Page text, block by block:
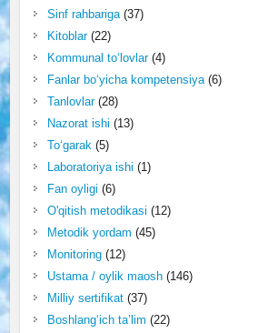
Sinf rahbariga(37)
Kitoblar(22)
Kommunal to‘lovlar(4)
Fanlar bo‘yicha kompetensiya(6)
Tanlovlar(28)
Nazorat ishi (13)
To‘garak(5)
Laboratoriya ishi (1)
Fan oyligi (6)
O'qitish metodikasi (12)
Metodik yordam (45)
Monitoring(12)
Ustama / oylik maosh(146)
Milliy sertifikat(37)
Boshlang‘ich ta’lim (22)